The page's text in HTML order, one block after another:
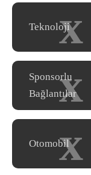
x
Teknoloji
x
Sponsorlu
Bağlantılar
x
Otomobil